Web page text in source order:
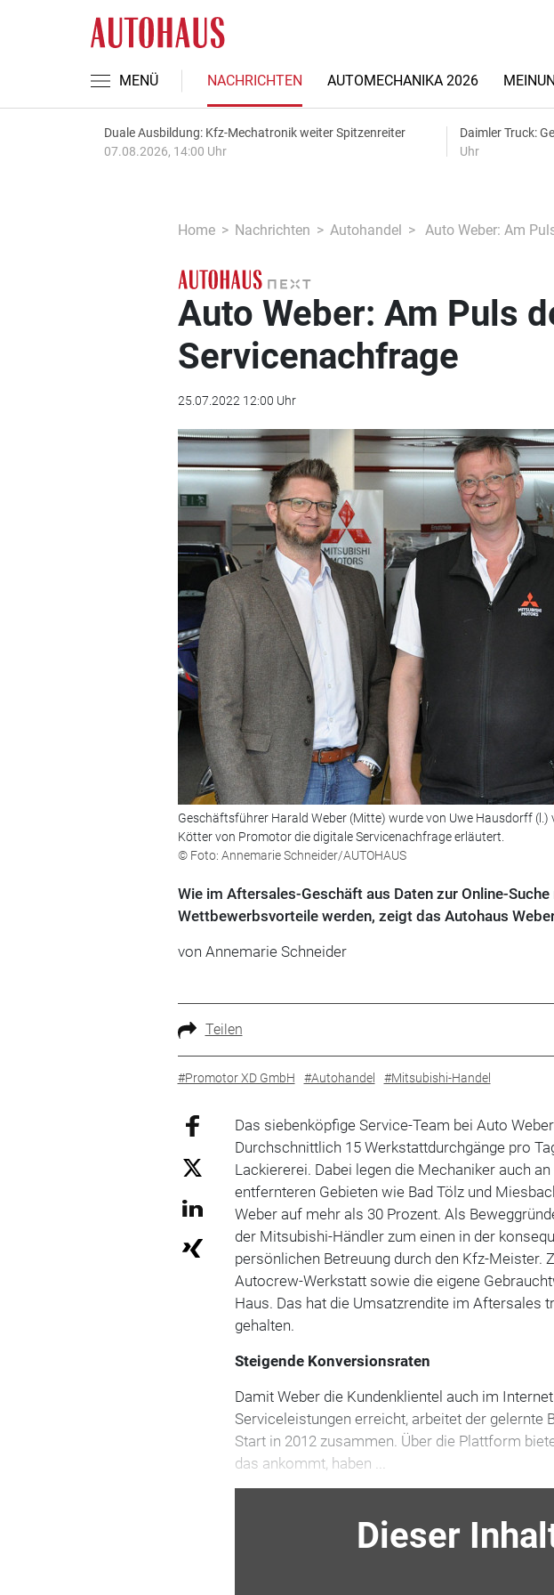
MENÜ NACHRICHTEN AUTOMECHANIKA 2026
Duale Ausbildung: Kfz-Mechatronik weiter Spitzenreiter
07.08.2026, 14:00 Uhr
Daimler Truck:
Uhr
Home Nachrichten Autohandel Auto Weber: Am
Auto Weber: Am Puls
Servicenachfrage
25.07.2022 12:00 Uhr
Geschäftsführer Harald Weber (Mitte) wurde von Uwe Hausdorff
Kötter von Promotor die digitale Servicenachfrage erläutert.
© Foto: Annemarie Schneider/AUTOHAUS
Wie im Aftersales-Geschäft aus Daten zur Online-
Wettbewerbsvorteile werden, zeigt das Autohaus
von Annemarie Schneider
Teilen
#Promotor XD GmbH #Autohandel #Mitsubishi-Handel
Das siebenköpfige Service-Team bei Auto
Durchschnittlich 15 Werkstattdurchgänge pro
Lackiererei. Dabei legen die Mechaniker auch
entfernteren Gebieten wie Bad Tölz und
Weber auf mehr als 30 Prozent. Als
der Mitsubishi-Händler zum einen in der
persönlichen Betreuung durch den Kfz-Meister.
Autocrew-Werkstatt sowie die eigene
Haus. Das hat die Umsatzrendite im Aftersales
gehalten.
Steigende Konversionsraten
Damit Weber die Kundenklientel auch im
Serviceleistungen erreicht, arbeitet der gelernte
Start in 2012 zusammen. Über die Plattform
das ankommt, haben ...
Dieser